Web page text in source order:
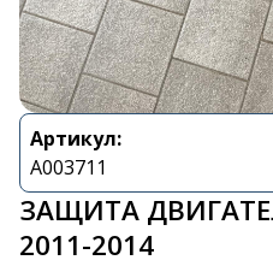
Артикул:
A003711
ЗАЩИТА
2011-2014